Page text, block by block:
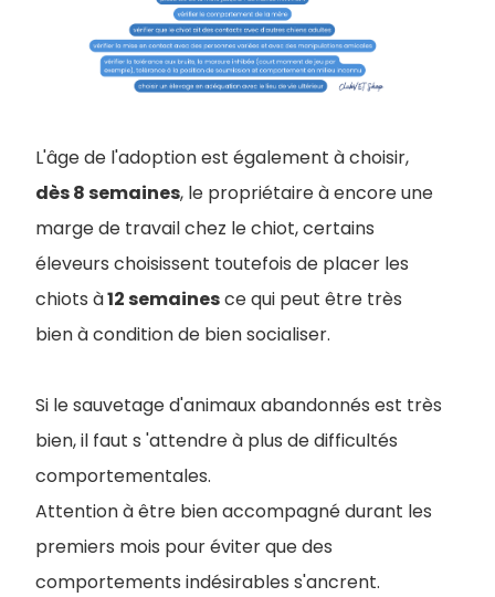
L'âge de l'adoption est également à choisir,
dès 8 semaines, le propriétaire à encore une
marge de travail chez le chiot, certains
éleveurs choisissent toutefois de placer les
chiots à12 semainesce qui peut être très
bien à condition de bien socialiser.
Si le sauvetage d'animaux abandonnés est très
bien, il faut s 'attendre à plus de difficultés
comportementales.
Attention à être bien accompagné durant les
premiers mois pour éviter que des
comportements indésirables s'ancrent.